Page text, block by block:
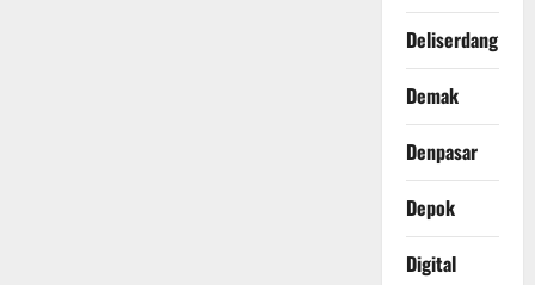
Deliserdang
Demak
Denpasar
Depok
Digital